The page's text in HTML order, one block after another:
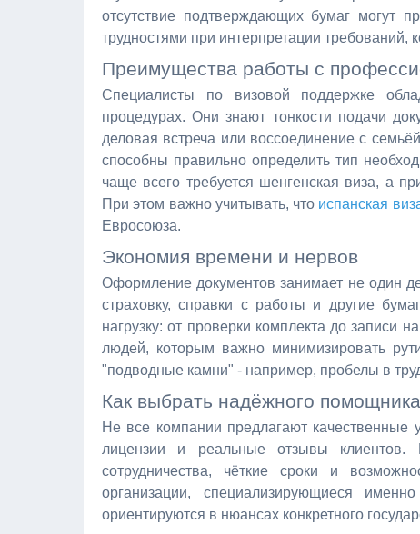
отсутствие подтверждающих бумаг могут
трудностями при интерпретации требований,
Преимущества работы с
Специалисты по визовой поддержке
процедурах. Они знают тонкости подачи
деловая встреча или воссоединение с
способны правильно определить тип
чаще всего требуется шенгенская виза, а
При этом важно учитывать, что испанская
Евросоюза.
Экономия времени и нервов
Оформление документов занимает не один
страховку, справки с работы и другие
нагрузку: от проверки комплекта до записи
людей, которым важно минимизировать
"подводные камни" - например, пробелы в
Как выбрать надёжного помощника
Не все компании предлагают
лицензии и реальные отзывы клиентов.
сотрудничества, чёткие сроки и
организации, специализирующиеся
ориентируются в нюансах конкретного